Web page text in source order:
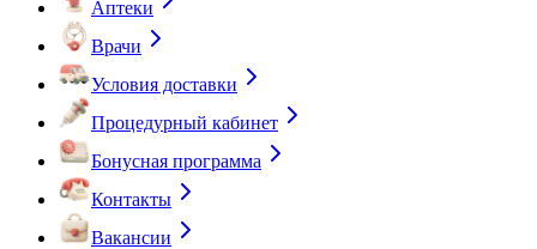
Аптеки
Врачи
Условия доставки
Процедурный кабинет
Бонусная программа
Контакты
Вакансии